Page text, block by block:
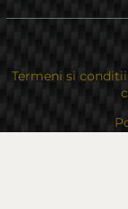
Termeni si